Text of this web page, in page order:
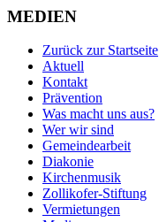
MEDIEN
Zurück zur Startseite
Aktuell
Kontakt
Prävention
Was macht uns aus?
Wer wir sind
Gemeindearbeit
Diakonie
Kirchenmusik
Zollikofer-Stiftung
Vermietungen